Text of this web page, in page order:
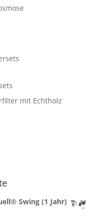
mit Echtholz
Swing (1 Jahr)